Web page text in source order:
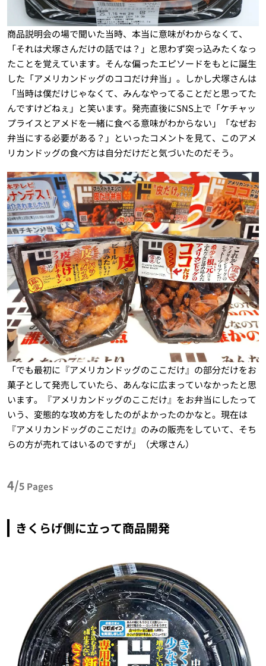
商品説明会の場で聞いた当時、本当に意味がわからなくて、
「それは犬塚さんだけの話では？」と思わず突っ込みたくなっ
たことを覚えています。そんな偏ったエピソードをもとに誕生
した「アメリカンドッグのココだけ弁当」。しかし犬塚さんは
「当時は僕だけじゃなくて、みんなやってることだと思ってた
んですけどねぇ」と笑います。発売直後にSNS上で「ケチャッ
プライスとアメドを一緒に食べる意味がわからない」「なぜお
弁当にする必要がある？」といったコメントを見て、このアメ
リカンドッグの食べ方は自分だけだと気づいたのだそう。
「でも最初に『アメリカンドッグのここだけ』の部分だけをお
菓子として発売していたら、あんなに広まっていなかったと思
います。『アメリカンドッグのここだけ』をお弁当にしたって
いう、変態的な攻め方をしたのがよかったのかなと。現在は
『アメリカンドッグのここだけ』のみの販売をしていて、そち
らの方が売れてはいるのですが」（犬塚さん）
4/5 Pages
きくらげ側に立って商品開発